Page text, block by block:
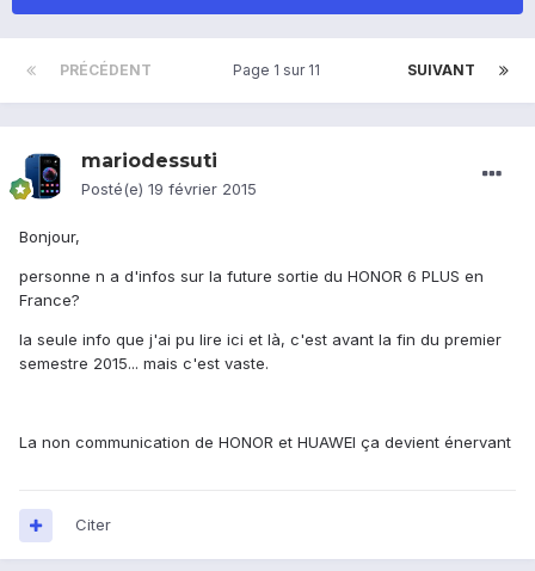
PRÉCÉDENT SUIVANT
Page 1 sur 11
mariodessuti
Posté(e) 19 février 2015
Bonjour,
personne n a d'infos sur la future sortie du HONOR 6 PLUS en
France?
la seule info que j'ai pu lire ici et là, c'est avant la fin du premier
semestre 2015... mais c'est vaste.
La non communication de HONOR et HUAWEI ça devient énervant
Citer